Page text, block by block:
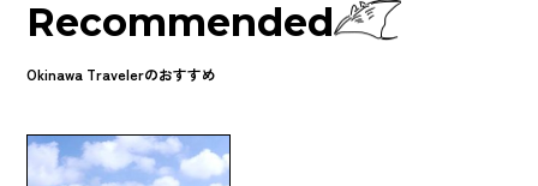
Recommended
Okinawa Travelerのおすすめ